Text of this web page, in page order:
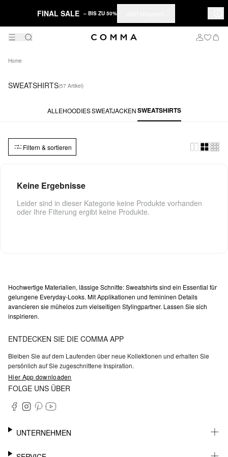
FINAL SALE – BIS ZU 50%
Home
SWEATSHIRTS(57 Artikel)
ALLEHOODIESSWEATJACKENSWEATSHIRTS
Filtern & sortieren
Keine Ergebnisse
Leider sind in dieser Kategorie keine Produkte vorhanden
oder Ihre Filterung ergibt keine Produkte.
Hochwertige Materialien, lässige Schnitte: Sweatshirts sind ein Essential für
gelungene Everyday-Looks. Mit Applikationen und femininen Details
avancieren sie mühelos zum vielseitigen Stylingpartner. Lassen Sie sich
inspirieren.
ENTDECKEN SIE DIE COMMA APP
Bleiben Sie auf dem Laufenden über neue Kollektionen und erhalten Sie
persönlich auf Sie zugeschnittene Inspiration.
Hier App downloaden
FOLGE UNS ÜBER
UNTERNEHMEN
KARRIERE